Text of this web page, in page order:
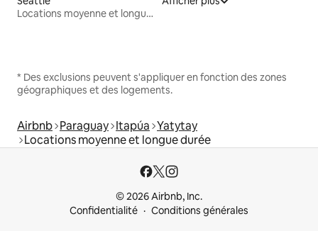
Locations moyenne et longue durée
* Des exclusions peuvent s'appliquer en fonction des zones
géographiques et des logements.
Airbnb Paraguay Itapúa Yatytay
Locations moyenne et longue durée
© 2026 Airbnb, Inc.
Confidentialité
Conditions générales